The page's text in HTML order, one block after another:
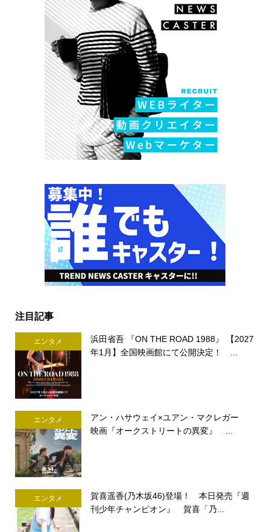
注目記事
エンタメ
浜田省吾 『ON THE ROAD 1988』 【2027
年1月】全国映画館にて公開決定！ ...
エンタメ
アン・ハサウェイ×ユアン・マクレガー
映画『オークストリートの異変』 ...
エンタメ
賀喜遥香(乃木坂46)登場！ 本日発売『週
刊少年チャンピオン』 賀喜「乃...